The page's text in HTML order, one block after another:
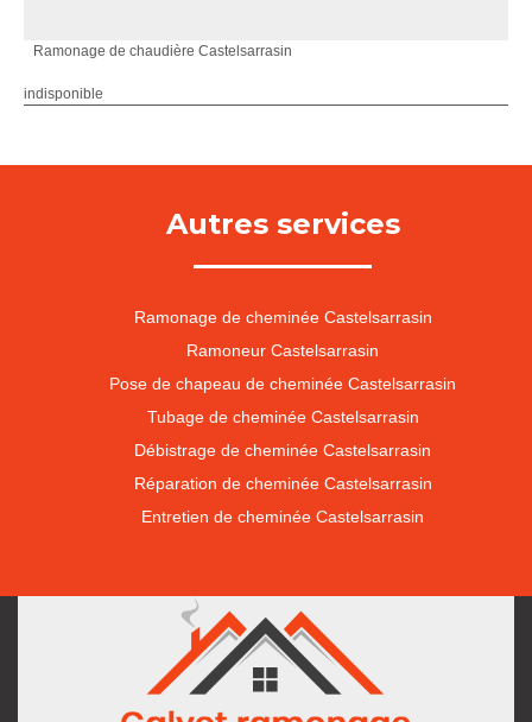
Ramonage de chaudière Castelsarrasin
indisponible
Autres services
Ramonage de cheminée Castelsarrasin
Ramoneur Castelsarrasin
Pose de chapeau de cheminée Castelsarrasin
Tubage de cheminée Castelsarrasin
Débistrage de cheminée Castelsarrasin
Réparation de cheminée Castelsarrasin
Entretien de cheminée Castelsarrasin